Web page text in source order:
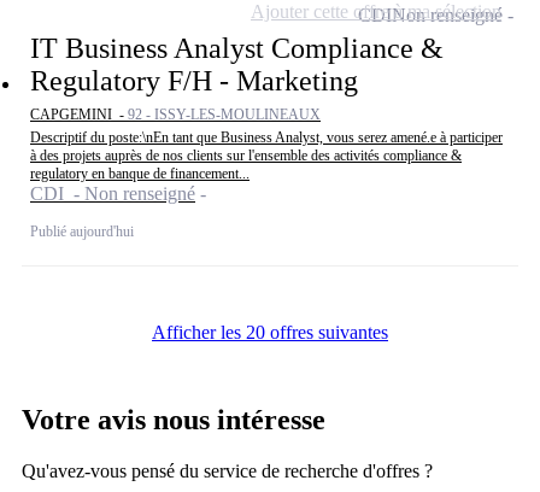
IT Business Analyst Compliance &
Regulatory F/H - Marketing
CAPGEMINI - 92 - ISSY-LES-MOULINEAUX
Descriptif du poste:\nEn tant que Business Analyst, vous serez amené.e à participer
à des projets auprès de nos clients sur l'ensemble des activités compliance &
regulatory en banque de financement...
CDI - Non renseigné
Publié aujourd'hui
CDINon renseigné
Ajouter cette offre à ma sélection
Afficher les 20 offres suivantes
Votre avis nous intéresse
Qu'avez-vous pensé du service de recherche d'offres ?